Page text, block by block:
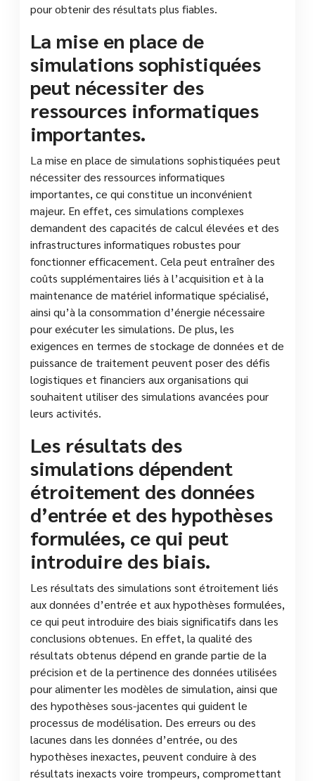
pour obtenir des résultats plus fiables.
La mise en place de
simulations sophistiquées
peut nécessiter des
ressources informatiques
importantes.
La mise en place de simulations sophistiquées peut
nécessiter des ressources informatiques
importantes, ce qui constitue un inconvénient
majeur. En effet, ces simulations complexes
demandent des capacités de calcul élevées et des
infrastructures informatiques robustes pour
fonctionner efficacement. Cela peut entraîner des
coûts supplémentaires liés à l’acquisition et à la
maintenance de matériel informatique spécialisé,
ainsi qu’à la consommation d’énergie nécessaire
pour exécuter les simulations. De plus, les
exigences en termes de stockage de données et de
puissance de traitement peuvent poser des défis
logistiques et financiers aux organisations qui
souhaitent utiliser des simulations avancées pour
leurs activités.
Les résultats des
simulations dépendent
étroitement des données
d’entrée et des hypothèses
formulées, ce qui peut
introduire des biais.
Les résultats des simulations sont étroitement liés
aux données d’entrée et aux hypothèses formulées,
ce qui peut introduire des biais significatifs dans les
conclusions obtenues. En effet, la qualité des
résultats obtenus dépend en grande partie de la
précision et de la pertinence des données utilisées
pour alimenter les modèles de simulation, ainsi que
des hypothèses sous-jacentes qui guident le
processus de modélisation. Des erreurs ou des
lacunes dans les données d’entrée, ou des
hypothèses inexactes, peuvent conduire à des
résultats inexacts voire trompeurs, compromettant